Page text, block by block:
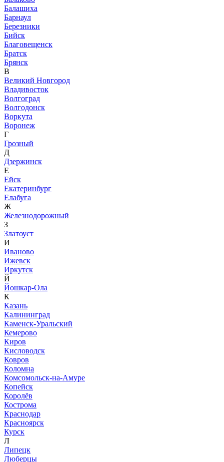
Балашиха
Барнаул
Березники
Бийск
Благовещенск
Братск
Брянск
В
Великий Новгород
Владивосток
Волгоград
Волгодонск
Воркута
Воронеж
Г
Грозный
Д
Дзержинск
Е
Ейск
Екатеринбург
Елабуга
Ж
Железнодорожный
З
Златоуст
И
Иваново
Ижевск
Иркутск
Й
Йошкар-Ола
К
Казань
Калининград
Каменск-Уральский
Кемерово
Киров
Кисловодск
Ковров
Коломна
Комсомольск-на-Амуре
Копейск
Королёв
Кострома
Краснодар
Красноярск
Курск
Л
Липецк
Люберцы